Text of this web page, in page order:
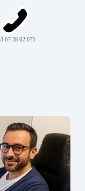
67 28 02 075